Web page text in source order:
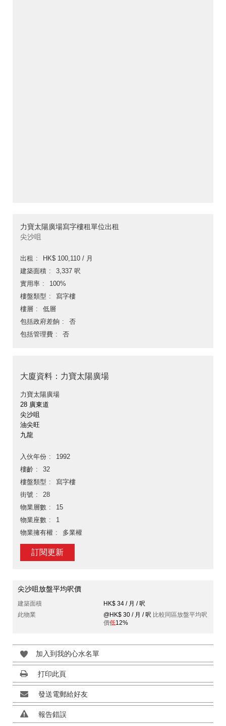
力寶太陽廣場寫字樓租單位出租
尖沙咀
出租
HK$ 100,110 / 月
建築面積
3,337 呎
實用率
100%
樓盤類型
寫字樓
樓層
低層
包括政府差餉
否
包括管理費
否
大廈資料：力寶太陽廣場
力寶太陽廣場
28 廣東道
尖沙咀
油尖旺
九龍
入伙年份
1992
樓齡
32
樓盤類型
寫字樓
街號
28
物業層數
15
物業座數
1
物業擁有權
多業權
訂閱更新
尖沙咀放盤平均呎價
建築面積
HK$ 34 / 月 / 呎
此物業
@HK$ 30 / 月 / 呎 比較同區放盤平均呎
價低12%
加入到我的心水名單
打印此頁
發送電郵給好友
報告錯誤